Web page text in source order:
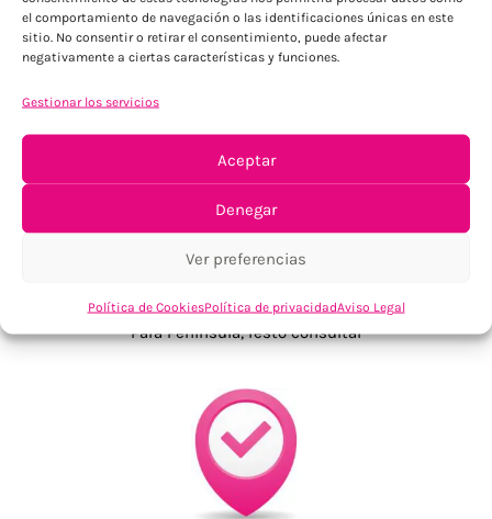
el comportamiento de navegación o las identificaciones únicas en este
sitio. No consentir o retirar el consentimiento, puede afectar
negativamente a ciertas características y funciones.
Gestionar los servicios
Aceptar
Denegar
Ver preferencias
Política de CookiesPolítica de privacidadAviso Legal
Para Península, resto consultar